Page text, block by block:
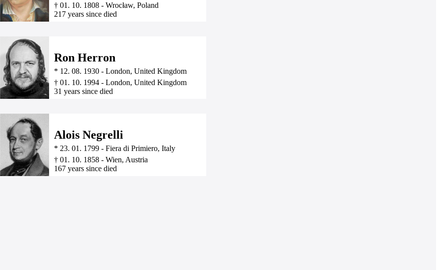
† 01. 10. 1808 - Wrocław, Poland
217 years since died
Ron Herron
* 12. 08. 1930 - London, United Kingdom
† 01. 10. 1994 - London, United Kingdom
31 years since died
Alois Negrelli
* 23. 01. 1799 - Fiera di Primiero, Italy
† 01. 10. 1858 - Wien, Austria
167 years since died